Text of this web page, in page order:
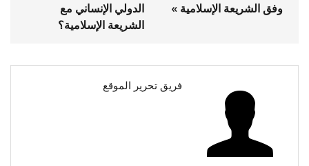
الدولي الإنساني مع
الشريعة الإسلامية؟
وفق الشريعة الإسلامية »
فريق تحرير الموقع